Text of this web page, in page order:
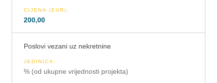
CIJENA (EUR):
200,00
Poslovi vezani uz nekretnine
JEDINICA :
% (od ukupne vrijednosti projekta)